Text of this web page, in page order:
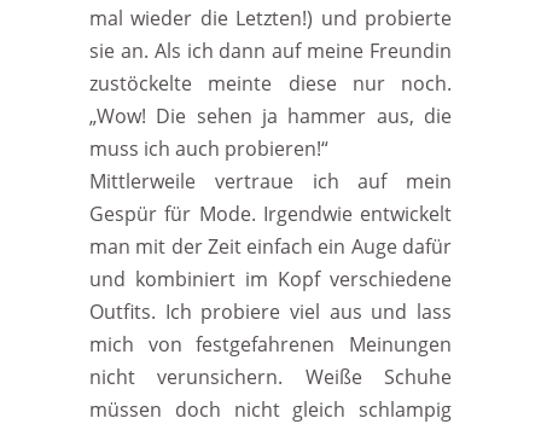
mal wieder die Letzten!) und probierte
sie an. Als ich dann auf meine Freundin
zustöckelte meinte diese nur noch.
„Wow! Die sehen ja hammer aus, die
muss ich auch probieren!“
Mittlerweile vertraue ich auf mein
Gespür für Mode. Irgendwie entwickelt
man mit der Zeit einfach ein Auge dafür
und kombiniert im Kopf verschiedene
Outfits. Ich probiere viel aus und lass
mich von festgefahrenen Meinungen
nicht verunsichern. Weiße Schuhe
müssen doch nicht gleich schlampig